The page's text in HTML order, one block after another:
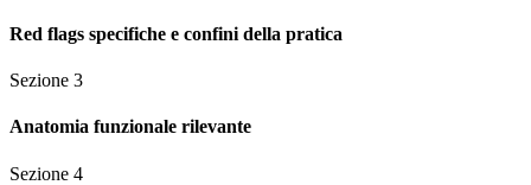
Red flags specifiche e confini della pratica
Sezione 3
Anatomia funzionale rilevante
Sezione 4